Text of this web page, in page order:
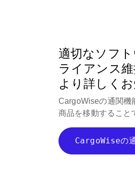
適切なソフ
ライアンス
より詳しく
CargoWiseの通関機
商品を移動すること
CargoWiseの